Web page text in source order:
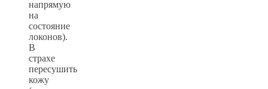
напрямую
на
состояние
локонов).
В
страхе
пересушить
кожу